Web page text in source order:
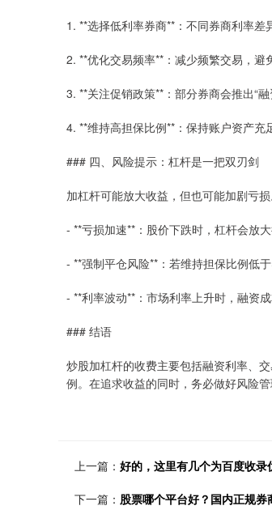
1. **选择低利率券商**：不同券商利率差
2. **优化交易频率**：减少频繁交易，避
3. **关注促销政策**：部分券商会推出“融
4. **维持高担保比例**：保持账户资产充
### 四、风险提示：杠杆是一把双刃剑
加杠杆可能放大收益，但也可能加剧亏损
- **亏损加速**：股价下跌时，杠杆会放
- **强制平仓风险**：若维持担保比例低
- **利率波动**：市场利率上升时，融资成
### 结语
炒股加杠杆的收费主要包括融资利率、
例。在追求收益的同时，务必做好风险
上一篇： 好的，这里有几个为百度收录
下一篇： 股票哪个平台好？国内正规券